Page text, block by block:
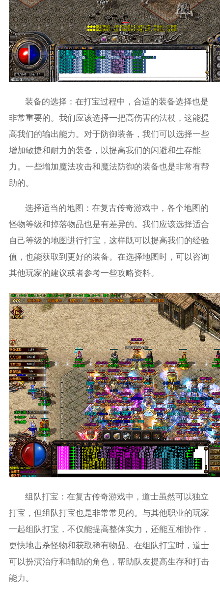
装备的选择：在打宝过程中，合适的装备选择也是
非常重要的。我们应该选择一把高伤害的法杖，这能提
高我们的输出能力。对于防御装备，我们可以选择一些
增加敏捷和耐力的装备，以提高我们的闪避和生存能
力。一些增加魔法攻击和魔法防御的装备也是非常有帮
助的。
选择适当的地图：在复古传奇游戏中，各个地图的
怪物等级和掉落物品也是有差异的。我们应该选择适合
自己等级的地图进行打宝，这样既可以提高我们的经验
值，也能获取到更好的装备。在选择地图时，可以咨询
其他玩家的建议或者参考一些攻略资料。
组队打宝：在复古传奇游戏中，道士虽然可以独立
打宝，但组队打宝也是非常常见的。与其他职业的玩家
一起组队打宝，不仅能提高整体实力，还能互相协作，
更快地击杀怪物和获取稀有物品。在组队打宝时，道士
可以扮演治疗和辅助的角色，帮助队友提高生存和打击
能力。